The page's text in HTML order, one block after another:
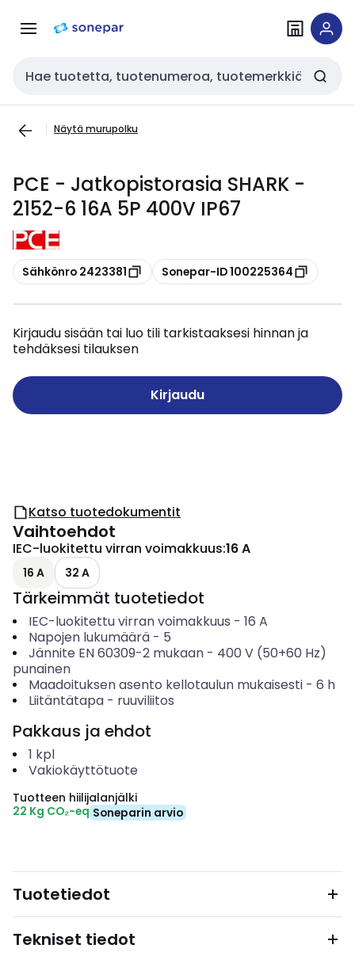
navigointiinsisältöön
Haku
Näytä murupolku
PCE - Jatkopistorasia SHARK -
2152-6 16A 5P 400V IP67
Kopioi
Sähkönro 2423381 Kopioi
Sonepar-ID 100225364
Kirjaudu sisään tai luo tili tarkistaaksesi hinnan ja
tehdäksesi tilauksen
Kirjaudu
Katso tuotedokumentit
Vaihtoehdot
IEC-luokitettu virran voimakkuus:16 A
16 A 32 A
Tärkeimmät tuotetiedot
IEC-luokitettu virran voimakkuus - 16 A
Napojen lukumäärä- 5
Jännite EN 60309-2 mukaan- 400 V (50+60 Hz)
punainen
Maadoituksen asento kellotaulun mukaisesti- 6 h
Liitäntätapa- ruuviliitos
Pakkaus ja ehdot
1 kpl
Vakiokäyttötuote
Tuotteen hiilijalanjälki
22 Kg CO₂-eq Soneparin arvio
Tuotetiedot
Tekniset tiedot